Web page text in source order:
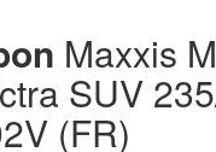
Maxxis
SUV
(FR)